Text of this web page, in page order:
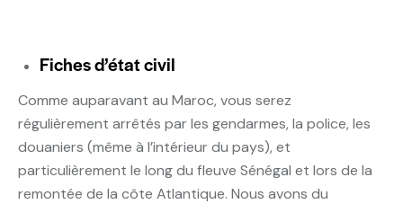
Fiches d’état civil
Comme auparavant au Maroc, vous serez
régulièrement arrêtés par les gendarmes, la police, les
douaniers (même à l’intérieur du pays), et
particulièrement le long du fleuve Sénégal et lors de la
remontée de la côte Atlantique. Nous avons du